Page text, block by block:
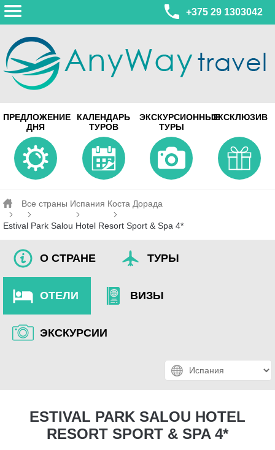
+375 29 1303042
ул. Леонида Беды, 45-547
смотреть на карте
МИНСК
Турагентство Coral Travel
ул. Притыцкого 156/1 пом.37
ул. Скрыганова 4б пом.487
ПРЕДЛОЖЕНИЕ
ДНЯ
КАЛЕНДАРЬ
ТУРОВ
ЭКСКУРСИОННЫЕ
ТУРЫ
ЭКСКЛЮЗИВ
Все страны Испания Коста Дорада
Estival Park Salou Hotel Resort Sport & Spa 4*
О СТРАНЕ ТУРЫ
ОТЕЛИ ВИЗЫ
ЭКСКУРСИИ
ESTIVAL PARK SALOU HOTEL
RESORT SPORT & SPA 4*